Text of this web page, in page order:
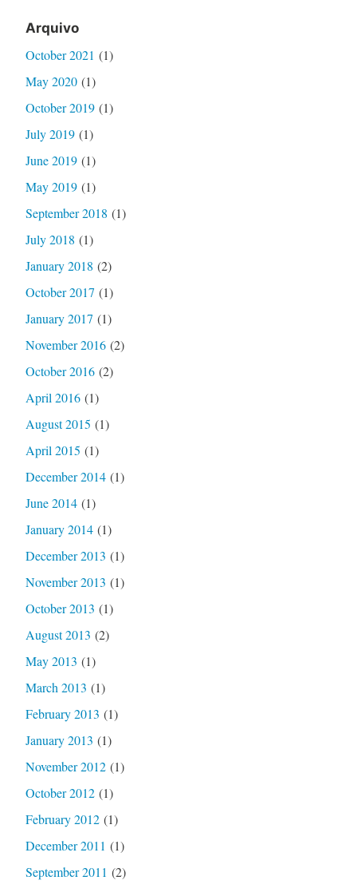
Arquivo
October 2021 (1)
May 2020(1)
October 2019(1)
July 2019(1)
June 2019(1)
May 2019(1)
September 2018 (1)
July 2018 (1)
January 2018 (2)
October 2017 (1)
January 2017 (1)
November 2016(2)
October 2016(2)
April 2016(1)
August 2015 (1)
April 2015 (1)
December 2014(1)
June 2014(1)
January 2014(1)
December 2013 (1)
November 2013 (1)
October 2013 (1)
August 2013 (2)
May 2013 (1)
March 2013 (1)
February 2013 (1)
January 2013 (1)
November 2012(1)
October 2012(1)
February 2012(1)
December 2011 (1)
September 2011 (2)